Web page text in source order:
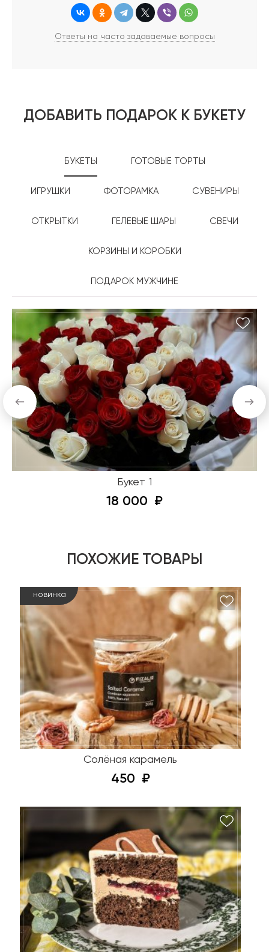
Ответы на часто задаваемые вопросы
ДОБАВИТЬ ПОДАРОК К БУКЕТУ
БУКЕТЫ ГОТОВЫЕ ТОРТЫ
ИГРУШКИ ФОТОРАМКА СУВЕНИРЫ
ОТКРЫТКИ ГЕЛЕВЫЕ ШАРЫ СВЕЧИ
КОРЗИНЫ И КОРОБКИ
ПОДАРОК МУЖЧИНЕ
Букет 1
18 000
ПОХОЖИЕ ТОВАРЫ
новинка
Солёная карамель
450